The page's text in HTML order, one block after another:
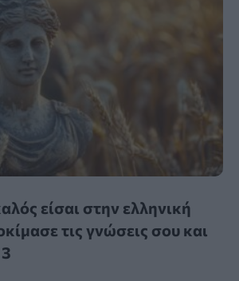
είσαι στην ελληνική
τις γνώσεις σου και